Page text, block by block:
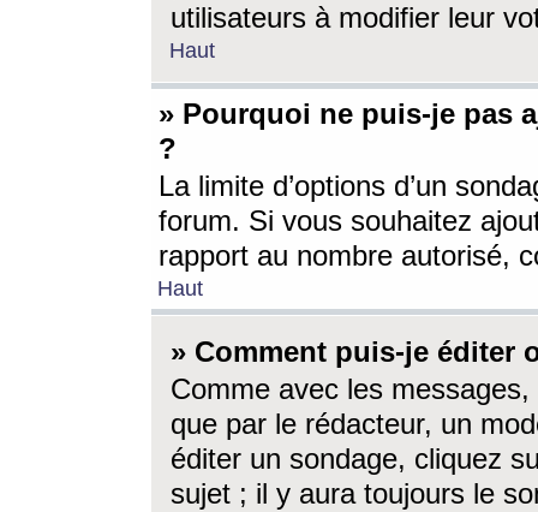
utilisateurs à modifier leur
Haut
» Pourquoi ne puis-je pas
?
La limite d’options d’un
forum. Si vous souhaitez
rapport au nombre autorisé,
Haut
» Comment puis-je éditer
Comme avec les
que par le rédacteur, un
éditer un sondage, cliquez
sujet ; il y aura toujours le